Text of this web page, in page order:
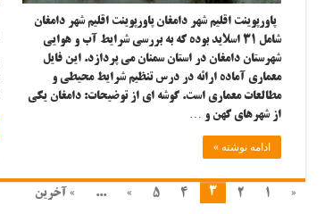
پاورپوینت اقلیم شهر دامغان پاورپوینت اقلیم شهر دامغان
شامل ۳۱ اسلاید بوده که به بررسی شرایط آب و هوایی
شهرستان دامغان در استان سمنان می پردازد. این فایل
معماری آماده ارائه در درس تنظیم شرایط محیطی و
مطالعات معماری است. گوشه ای از توضیحات: دامغان یکی
از شهرهای کهن و …
ادامه نوشته »
«
1
2
3
4
5
»
... » آخرین